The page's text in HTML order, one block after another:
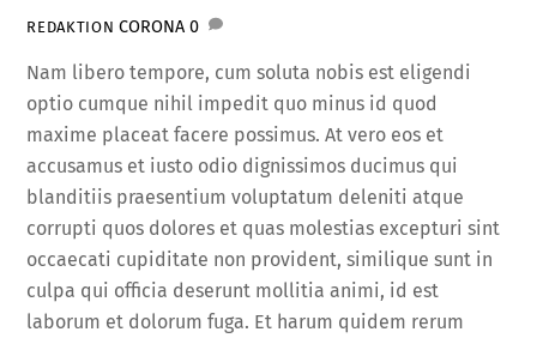
REDAKTION CORONA 0
Nam libero tempore, cum soluta nobis est eligendi
optio cumque nihil impedit quo minus id quod
maxime placeat facere possimus. At vero eos et
accusamus et iusto odio dignissimos ducimus qui
blanditiis praesentium voluptatum deleniti atque
corrupti quos dolores et quas molestias excepturi sint
occaecati cupiditate non provident, similique sunt in
culpa qui officia deserunt mollitia animi, id est
laborum et dolorum fuga. Et harum quidem rerum